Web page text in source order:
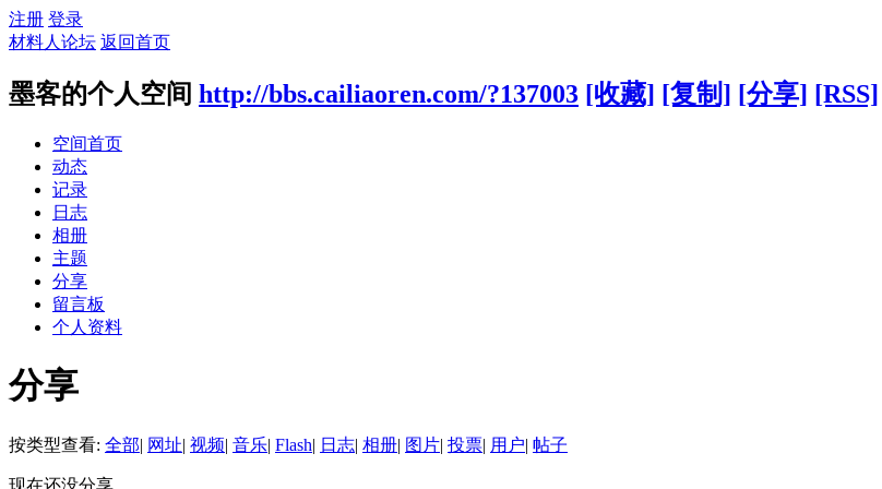
注册 登录
材料人论坛 返回首页
墨客的个人空间 http://bbs.cailiaoren.com/?137003 [收藏] [复制] [分享] [RSS]
空间首页
动态
记录
日志
相册
主题
分享
留言板
个人资料
分享
按类型查看: 全部| 网址| 视频| 音乐| Flash| 日志| 相册| 图片| 投票| 用户| 帖子
现在还没分享